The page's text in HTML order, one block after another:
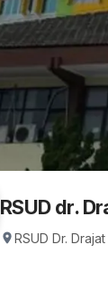
RSUD dr.
RSUD Dr.